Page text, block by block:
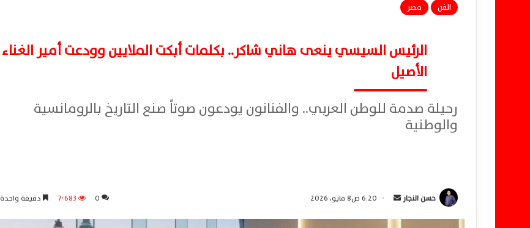
الفن
مصر
الرئيس السيسي ينعى هاني شاكر.. بكلمات أبكت الملايين وودعت أمير الغناء
الأصيل
رحيلة صدمة للوطن العربي.. والفنانون يودعون صوتاً صنع التاريخ بالرومانسية
والوطنية
حسن النجار 6:20 ص8 مايو، 2026 0 7٬683 دقيقة واحدة